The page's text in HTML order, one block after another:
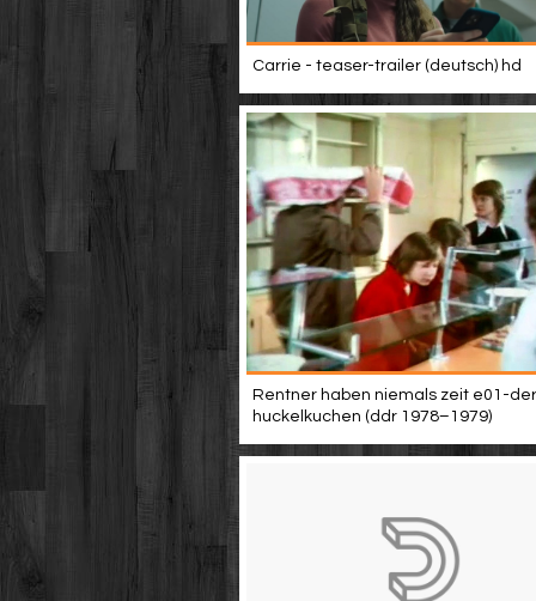
Carrie - teaser-trailer (deutsch) hd
Rentner haben niemals zeit e01-der
huckelkuchen (ddr 1978–1979)